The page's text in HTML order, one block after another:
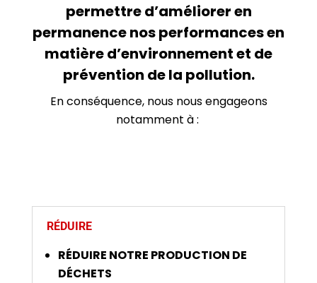
permettre d’améliorer en
permanence nos performances en
matière d’environnement et de
prévention de la pollution.
En conséquence, nous nous engageons
notamment à :
RÉDUIRE
RÉDUIRE NOTRE PRODUCTION DE
DÉCHETS